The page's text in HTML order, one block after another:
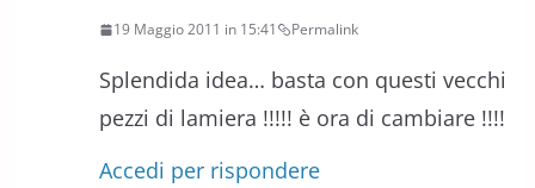
19 Maggio 2011 in 15:41 Permalink
Splendida idea… basta con questi vecchi
pezzi di lamiera !!!!! è ora di cambiare !!!!
Accedi per rispondere